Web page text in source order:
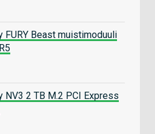
FURY Beast muistimoduuli
NV3 2 TB M.2 PCI Express